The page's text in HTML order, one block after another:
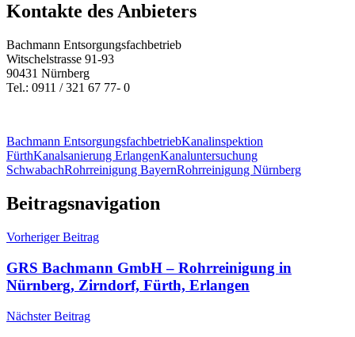
Kontakte des Anbieters
Bachmann Entsorgungsfachbetrieb
Witschelstrasse 91-93
90431 Nürnberg
Tel.: 0911 / 321 67 77- 0
Bachmann EntsorgungsfachbetriebKanalinspektion
FürthKanalsanierung ErlangenKanaluntersuchung
SchwabachRohrreinigung BayernRohrreinigung Nürnberg
Beitragsnavigation
Vorheriger Beitrag
GRS Bachmann GmbH – Rohrreinigung in
Nürnberg, Zirndorf, Fürth, Erlangen
Nächster Beitrag